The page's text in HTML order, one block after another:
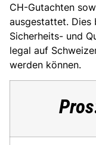
CH-Gutachten
ausgestattet. Dies
Sicherheits- und
legal auf
werden können.